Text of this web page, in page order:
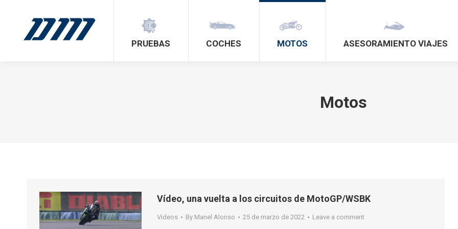
PRUEBAS COCHES MOTOS ASESORAMIENTO VIAJES
Motos
Vídeo, una vuelta a los circuitos de MotoGP/WSBK
Videos By Manel Alonso 25 de marzo de 2022 Leave a comment